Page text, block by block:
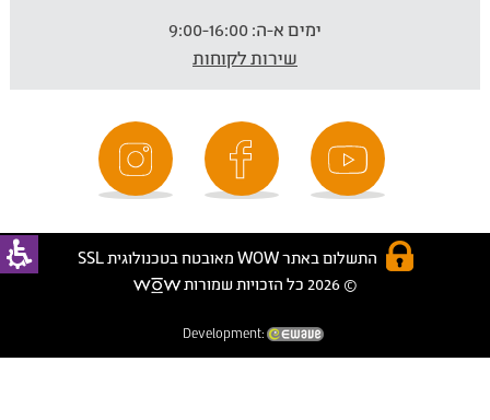
ימים א-ה:
שירות לקוחות
התשלום באתר WOW מאובטח בטכנולוגית SSL
© 2026 כל הזכויות שמורות
Development: